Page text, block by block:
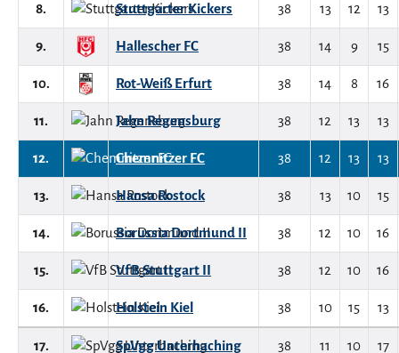
8. Stuttgarter Kickers 38 13 12 13
9. Hallescher FC 38 14 9 15
10. Rot-Weiß Erfurt 38 14 8 16
11. Jahn Regensburg 38 12 13 13
12. Chemnitzer FC 38 12 13 13
13. Hansa Rostock 38 13 10 15
14. Borussia Dortmund II 38 12 10 16
15. VfB Stuttgart II 38 12 10 16
16. Holstein Kiel 38 10 15 13
17. SpVgg Unterhaching 38 11 10 17